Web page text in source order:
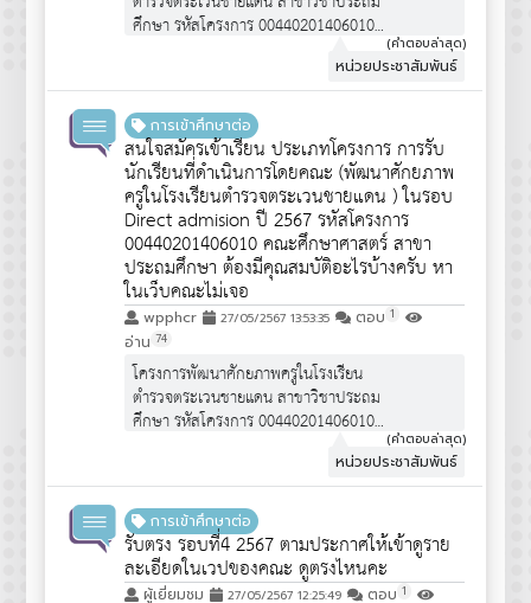
ศึกษา รหัสโครงการ 00440201406010
https://www.edu.cmu.ac.th/assets/pdf/qpot/
เป็นโครงการพิเศษ """ไม่ได้เปิดรับสมัคร
นักเรียน ม.6 ทั่วไป""" จึงไม่ได้มีการ
ประชาสัมพันธ์ครับ
(คำตอบล่าสุด)
หน่วยประชาสัมพันธ์
การเข้าศึกษาต่อ
สนใจสมัครเข้าเรียน ประเภทโครงการ การรับ
นักเรียนที่ดำเนินการโดยคณะ (พัฒนาศักยภาพ
ครูในโรงเรียนตำรวจตระเวนชายแดน ) ในรอบ
Direct admision ปี 2567 รหัสโครงการ
00440201406010 คณะศึกษาศาสตร์ สาขา
ประถมศึกษา ต้องมีคุณสมบัติอะไรบ้างครับ หา
ในเว็บคณะไม่เจอ
wpphcr 27/05/2567 13:53:35 ตอบ 1
อ่าน 74
โครงการพัฒนาศักยภาพครูในโรงเรียน
ตำรวจตระเวนชายแดน สาขาวิชาประถม
ศึกษา รหัสโครงการ 00440201406010
https://www.edu.cmu.ac.th/assets/pdf/qpot/
เป็นโครงการพิเศษ """ไม่ได้เปิดรับสมัคร
นักเรียน ม.6 ทั่วไป""" จึงไม่ได้มีการ
ประชาสัมพันธ์ครับ
(คำตอบล่าสุด)
หน่วยประชาสัมพันธ์
การเข้าศึกษาต่อ
รับตรง รอบที่4 2567 ตามประกาศให้เข้าดูราย
ละเอียดในเวปของคณะ ดูตรงไหนคะ
ผู้เยี่ยมชม 27/05/2567 12:25:49 ตอบ 1